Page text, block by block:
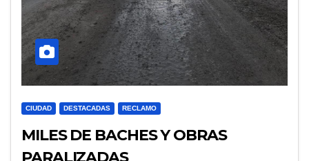
CIUDAD DESTACADAS RECLAMO
MILES DE BACHES Y OBRAS
PARALIZADAS